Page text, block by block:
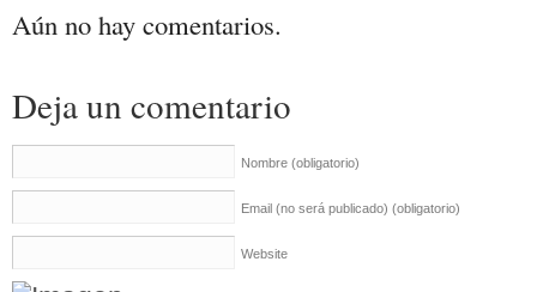
Aún no hay comentarios.
Deja un comentario
Nombre (obligatorio)
Email (no será publicado) (obligatorio)
Website